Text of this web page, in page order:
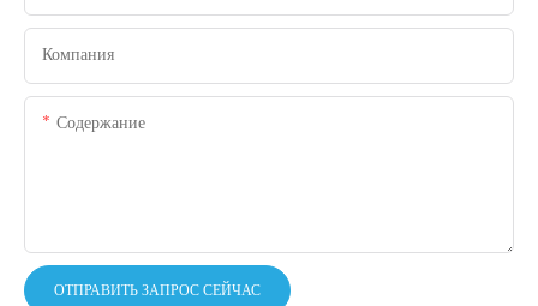
Компания
Содержание
ОТПРАВИТЬ ЗАПРОС СЕЙЧАС